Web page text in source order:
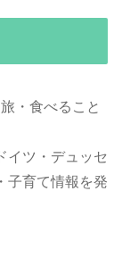
・食べること
イツ・デュッセ
子育て情報を発